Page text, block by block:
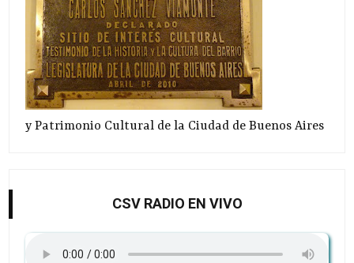
y Patrimonio Cultural de la Ciudad de Buenos Aires
CSV RADIO EN VIVO